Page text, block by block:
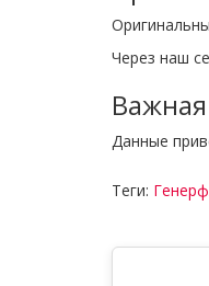
Через наш
Данные
Теги: